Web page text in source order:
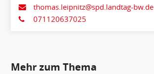
thomas.leipnitz@spd.landtag-bw.de
071120637025
Mehr zum Thema